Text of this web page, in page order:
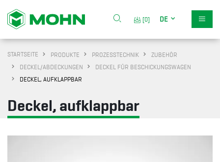
[0] DE
STARTSEITE PRODUKTE PROZESSTECHNIK
ZUBEHÖR
DECKEL/ABDECKUNGEN
DECKEL FÜR BESCHICKUNGSWAGEN
DECKEL, AUFKLAPPBAR
Deckel, aufklappbar